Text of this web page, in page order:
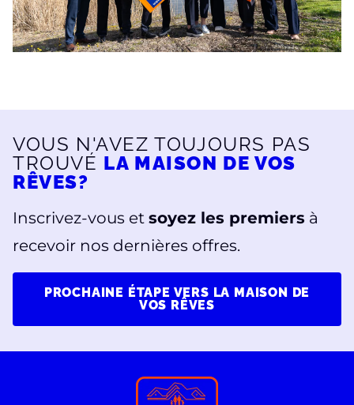
VOUS N'AVEZ TOUJOURS PAS
TROUVÉ LA MAISON DE VOS
RÊVES?
Inscrivez-vous et soyez les premiers à
recevoir nos dernières offres.
PROCHAINE ÉTAPE VERS LA MAISON DE
VOS RÊVES